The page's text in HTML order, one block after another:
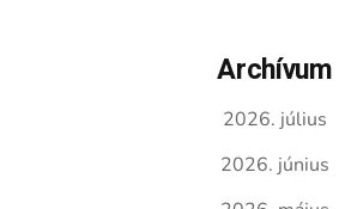
Archívum
2026. július
2026. június